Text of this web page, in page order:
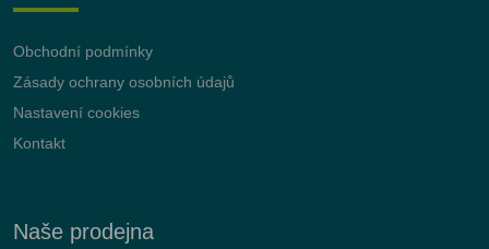
Obchodní podmínky
Zásady ochrany osobních údajů
Nastavení cookies
Kontakt
Naše prodejna